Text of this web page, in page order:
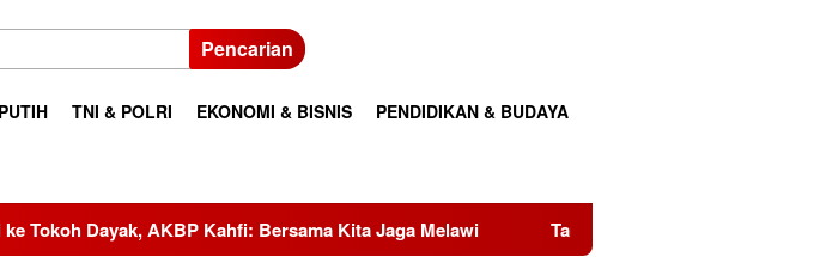
Pencarian
TNI & POLRI EKONOMI & BISNIS PENDIDIKAN & BUDAYA
Bersama Kita Jaga Melawi Tangis Korban Banjir Hutanabolon: Masih Adakah Harapan